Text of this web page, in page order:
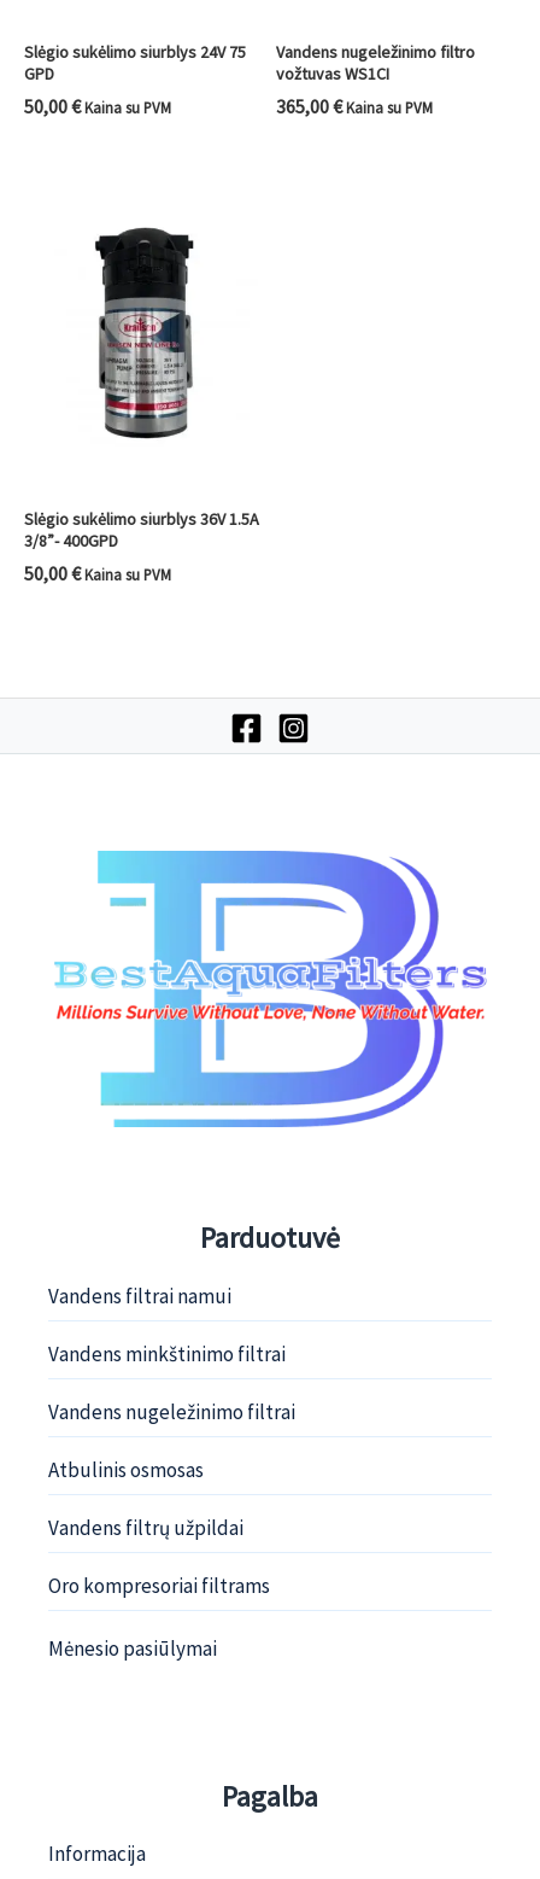
Slėgio sukėlimo siurblys 24V 75
GPD
50,00€Kaina su PVM
Vandens nugeležinimo filtro
vožtuvas WS1CI
365,00€Kaina su PVM
Slėgio sukėlimo siurblys 36V 1.5A
3/8”- 400GPD
50,00€Kaina su PVM
Parduotuvė
Vandens filtrai namui
Vandens minkštinimo filtrai
Vandens nugeležinimo filtrai
Atbulinis osmosas
Vandens filtrų užpildai
Oro kompresoriai filtrams
Mėnesio pasiūlymai
Pagalba
Informacija